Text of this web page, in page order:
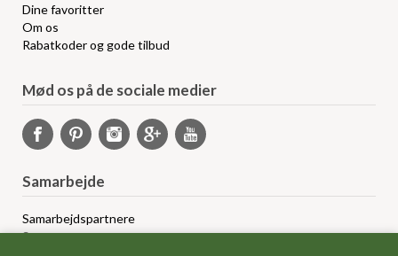
Dine favoritter
Om os
Rabatkoder og gode tilbud
Mød os på de sociale medier
Samarbejde
Samarbejdspartnere
Sponsorprogram